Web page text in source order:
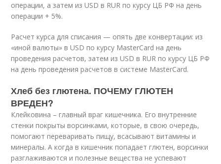
операции, а затем из USD в RUR по курсу ЦБ РФ на день
операции + 5%.
Расчет курса для списания — опять две конвертации: из
«иной валюты» в USD по курсу MasterCard на день
проведения расчетов, затем из USD в RUR по курсу ЦБ РФ
на день проведения расчетов в системе MasterCard.
Хлеб без глютена. ПОЧЕМУ ГЛЮТЕН
ВРЕДЕН?
Клейковина – главный враг кишечника. Его внутренние
стенки покрыты ворсинками, которые, в свою очередь,
помогают переваривать пищу, всасывают витамины и
минералы. А когда в кишечник попадает глютен, ворсинки
разглаживаются и полезные вещества не успевают